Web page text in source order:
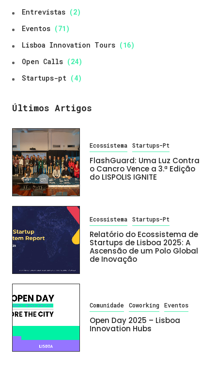
Entrevistas (2)
Eventos (71)
Lisboa Innovation Tours (16)
Open Calls (24)
Startups-pt (4)
Últimos Artigos
Ecossistema Startups-Pt
FlashGuard: Uma Luz Contra
o Cancro Vence a 3.ª Edição
do LISPOLIS IGNITE
Ecossistema Startups-Pt
Relatório do Ecossistema de
Startups de Lisboa 2025: A
Ascensão de um Polo Global
de Inovação
Comunidade Coworking Eventos
Open Day 2025 – Lisboa
Innovation Hubs